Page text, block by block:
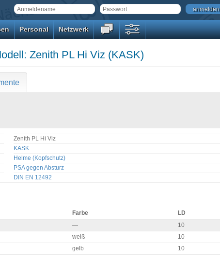
anmelden
Personal Netzwerk
Zenith PL Hi Viz (KASK)
Zenith PL Hi Viz
KASK
Helme (Kopfschutz)
PSA gegen Absturz
DIN EN 12492
Farbe
LD
—
10
weiß
10
gelb 10